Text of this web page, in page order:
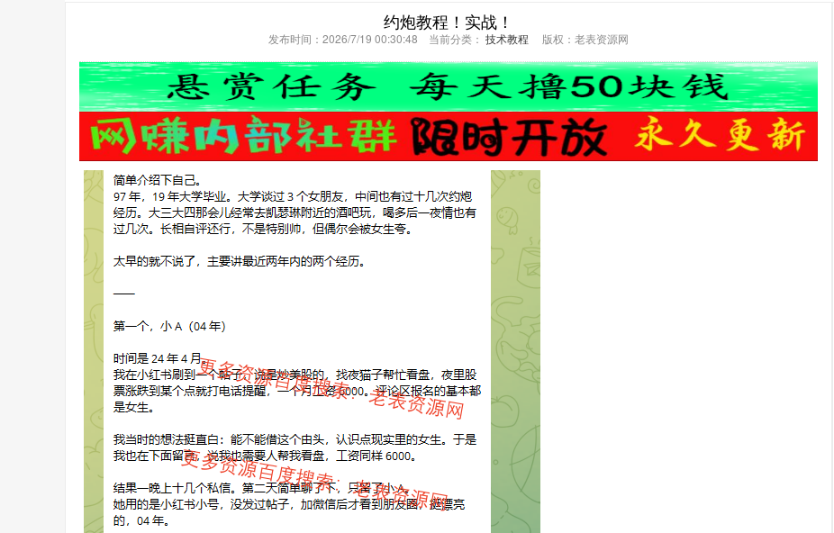
约炮教程！实战！
发布时间：2026/7/19 00:30:48 当前分类： 技术教程 版权：老表资源网